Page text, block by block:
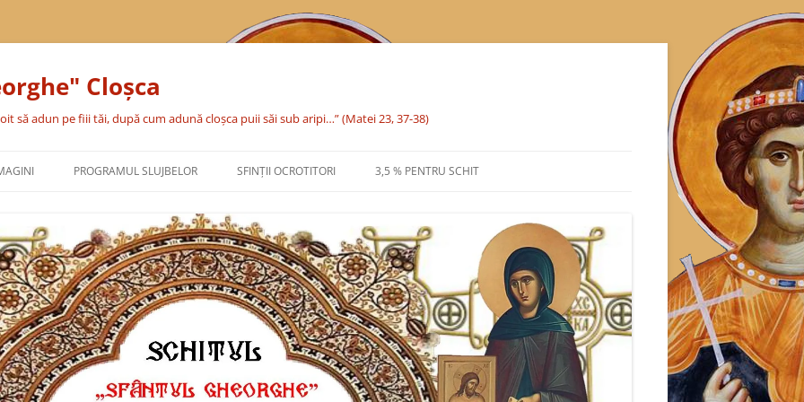
Cloşca
să adun pe fiii tăi, după cum adună cloşca puii săi sub aripi…” (Matei 23, 37-38)
PROGRAMUL SLUJBELOR SFINŢII OCROTITORI
SFÂNTUL MARE MUCENIC
GHEORGHE
3,5 % PENTRU SCHIT